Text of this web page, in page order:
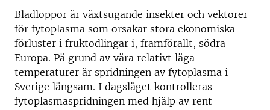
Bladloppor är växtsugande insekter och vektorer
för fytoplasma som orsakar stora ekonomiska
förluster i fruktodlingar i, framförallt, södra
Europa. På grund av våra relativt låga
temperaturer är spridningen av fytoplasma i
Sverige långsam. I dagsläget kontrolleras
fytoplasmaspridningen med hjälp av rent